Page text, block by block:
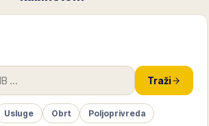
Traži
Usluge Obrt Poljoprivreda